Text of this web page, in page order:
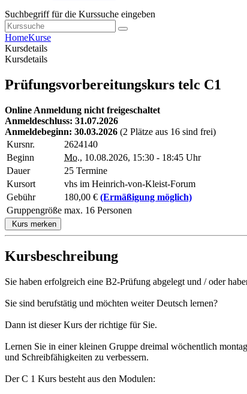
Suchbegriff für die Kurssuche eingeben
HomeKurse
Kursdetails
Kursdetails
Prüfungsvorbereitungskurs telc C1
Online Anmeldung nicht freigeschaltet
Anmeldeschluss: 31.07.2026
Anmeldebeginn: 30.03.2026 (2 Plätze aus 16 sind frei)
Kursnr.
2624140
Beginn
Mo., 10.08.2026, 15:30 - 18:45 Uhr
Dauer
25 Termine
Kursort
vhs im Heinrich-von-Kleist-Forum
Gebühr
180,00 € (Ermäßigung möglich)
Gruppengröße max. 16 Personen
Kurs merken
Kursbeschreibung
Sie haben erfolgreich eine B2-Prüfung abgelegt und / oder
Sie sind berufstätig und möchten weiter Deutsch lernen?
Dann ist dieser Kurs der richtige für Sie.
Lernen Sie in einer kleinen Gruppe dreimal wöchentlich
und Schreibfähigkeiten zu verbessern.
Der C 1 Kurs besteht aus den Modulen: